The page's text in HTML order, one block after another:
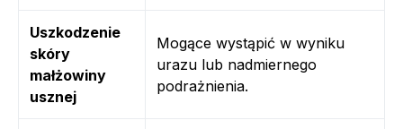
Uszkodzenie
skóry
małżowiny
usznej
Mogące wystąpić w wyniku
urazu lub nadmiernego
podrażnienia.